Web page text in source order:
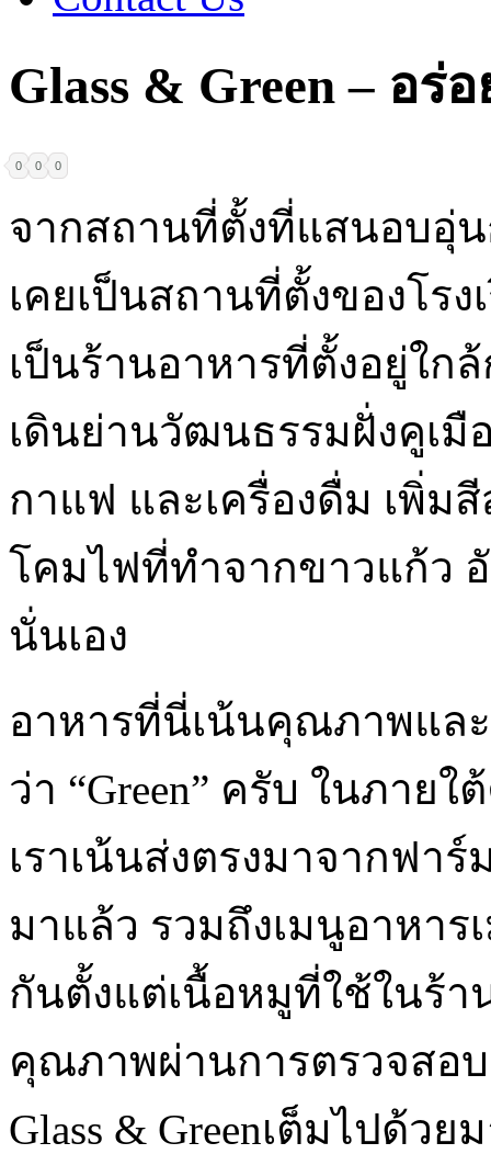
Glass & Green – อร่
0 0 0
จากสถานที่ตั้งที่แสนอบอุ่
เคยเป็นสถานที่ตั้งของโร
เป็นร้านอาหารที่ตั้งอยู่ใก
เดินย่านวัฒนธรรมฝั่งคูเมื
กาแฟ และเครื่องดื่ม เพิ่ม
โคมไฟที่ทำจากขาวแก้ว
นั่นเอง
อาหารที่นี่เน้นคุณภาพแล
ว่า “Green” ครับ ในภายใ
เราเน้นส่งตรงมาจากฟา
มาแล้ว รวมถึงเมนูอาหา
กันตั้งแต่เนื้อหมูที่ใช้ในร้า
คุณภาพผ่านการตรวจสอ
Glass & Greenเต็มไปด้วย